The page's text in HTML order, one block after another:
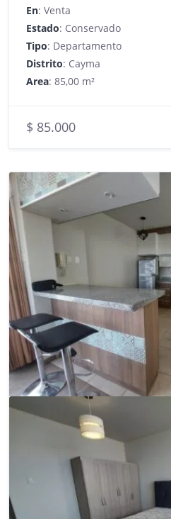
En: Venta
Estado: Conservado
Tipo: Departamento
Distrito: Cayma
Area: 85,00 m²
$ 85.000